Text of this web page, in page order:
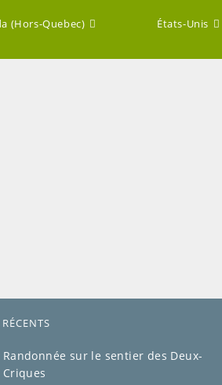
(Hors-Quebec) États-Unis
Randonnée sur le sentier des Deux-
Criques